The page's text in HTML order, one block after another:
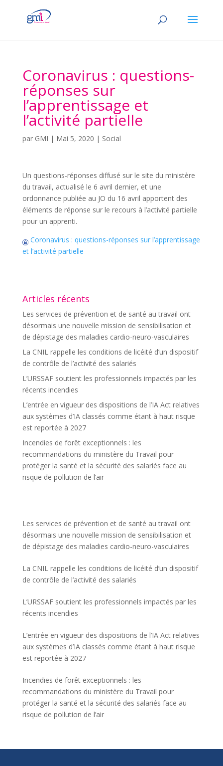
Coronavirus : questions-
réponses sur
l’apprentissage et
l’activité partielle
par GMI | Mai 5, 2020 | Social
Un questions-réponses diffusé sur le site du ministère
du travail, actualisé le 6 avril dernier, et une
ordonnance publiée au JO du 16 avril apportent des
éléments de réponse sur le recours à l’activité partielle
pour un apprenti.
Coronavirus : questions-réponses sur l’apprentissage
et l’activité partielle
Articles récents
Les services de prévention et de santé au travail ont
désormais une nouvelle mission de sensibilisation et
de dépistage des maladies cardio-neuro-vasculaires
La CNIL rappelle les conditions de licéité d’un dispositif
de contrôle de l’activité des salariés
L’URSSAF soutient les professionnels impactés par les
récents incendies
L’entrée en vigueur des dispositions de l’IA Act relatives
aux systèmes d’IA classés comme étant à haut risque
est reportée à 2027
Incendies de forêt exceptionnels : les
recommandations du ministère du Travail pour
protéger la santé et la sécurité des salariés face au
risque de pollution de l’air
Les services de prévention et de santé au travail ont
désormais une nouvelle mission de sensibilisation et
de dépistage des maladies cardio-neuro-vasculaires
La CNIL rappelle les conditions de licéité d’un dispositif
de contrôle de l’activité des salariés
L’URSSAF soutient les professionnels impactés par les
récents incendies
L’entrée en vigueur des dispositions de l’IA Act relatives
aux systèmes d’IA classés comme étant à haut risque
est reportée à 2027
Incendies de forêt exceptionnels : les
recommandations du ministère du Travail pour
protéger la santé et la sécurité des salariés face au
risque de pollution de l’air